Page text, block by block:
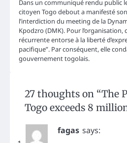
Dans un communiqué rendu public
citoyen Togo debout a manifesté
l’interdiction du meeting de la
Kpodzro (DMK). Pour l’organisation,
récurrente entorse à la liberté
pacifique”. Par conséquent, elle
gouvernement togolais.
27 thoughts on “The
Togo exceeds 8
fagas says: